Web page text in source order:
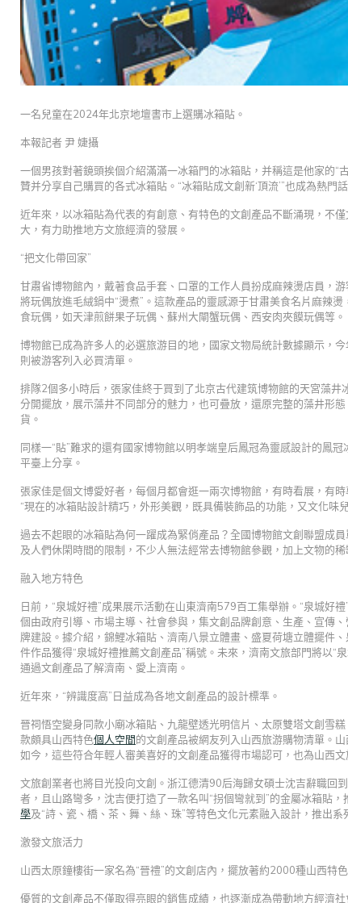
一名兒童在2024年北京地壇書市上選購冰箱貼。
本報記者 尹 婕攝
一個男孩對著鏡頭挨個介紹滿滿一冰箱門的冰箱貼，并稱這是他家的“
贊并分享自己購買的各式冰箱貼。“冰箱貼成文創新‘頂流’”也成為熱門話
近年來，以冰箱貼為代表的有創意、有特色的文創產品不斷涌現，不
大，有力助推地方文旅經濟的發展。
“把文化帶回家”
甘肅省博物館內，戴著食品手套、口罩的工作人員扮成麻辣燙店員，
將玩偶放進毛絨鍋中“燙煮”。這款產品的靈感源于甘肅美食名片麻辣
食玩偶，如天津煎餅果子玩偶、蘇州大閘蟹玩偶、西安肉夾饃玩偶等。
博物館已成為許多人的必選旅游目的地，國家文物局統計數據顯示，
則被游客列入必買清單。
排隊2個多小時后，張家佳終于買到了北京古代建筑博物館的天宮藻
分開擺放，展示藻井不同部分的魅力，也可疊放，還原完整的藻井形
貨。
同樣一“貼”難求的還有國家博物館以明孝端皇后鳳冠為靈感設計的鳳
平臺上分享。
張家佳是個文博愛好者，每個月都會逛一兩次博物館，有時看展，有
“現在的冰箱貼設計精巧，外形美觀，既具備裝飾品的功能，又文化味
過去不起眼的冰箱貼為何一躍成為緊俏產品？全國博物館文創聯盟成
及人們休閑時間的限制，不少人無法經常去博物館參觀，加上文物的
融入地方特色
日前，“泉城好禮”成果展示活動在山東濟南579百工集舉辦。“泉城好
個由政府引導、市場主導、社會參與，集文創品牌創意、生產、宣傳
牌建設。據介紹，錦鯉冰箱貼、濟南八景立體畫、盛夏荷塘立體擺件
件作品獲得“泉城好禮推薦文創產品”稱號。未來，濟南文旅部門將以
通過文創產品了解濟南、愛上濟南。
近年來，“辨識度高”日益成為各地文創產品的設計標準。
晉祠悟空變身同款小廟冰箱貼、九龍壁透光明信片、太原雙塔文創雪
款頗具山西特色個人空間的文創產品被網友列入山西旅游購物清單。
如今，這些符合年輕人審美喜好的文創產品獲得市場認可，也為山西
文旅創業者也將目光投向文創。浙江德清90后海歸女碩士沈吉辭職回
者，且山路彎多，沈吉便打造了一款名叫“拐個彎就到”的金屬冰箱貼
學及“詩、瓷、橋、茶、舞、絲、珠”等特色文化元素融入設計，推出系
激發文旅活力
山西太原鐘樓街一家名為“晉禮”的文創店內，擺放著約2000種山西
優質的文創產品不僅取得亮眼的銷售成績，也逐漸成為帶動地方經濟社